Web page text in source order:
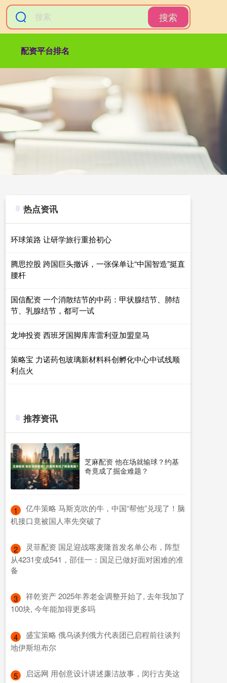
搜索
配资平台排名
热点资讯
环球策路 让研学旅行重拾初心
腾思控股 跨国巨头撤诉，一张保单让“中国智造”挺直
腰杆
国信配资 一个消散结节的中药：甲状腺结节、肺结
节、乳腺结节，都可一试
龙坤投资 西班牙国脚库库雷利亚加盟皇马
策略宝 力诺药包玻璃新材料科创孵化中心中试线顺
利点火
推荐资讯
芝麻配资 他在场就输球？约基
奇竟成了掘金难题？
1
​亿牛策略 马斯克吹的牛，中国“帮他”兑现了！脑
机接口竟被国人率先突破了
2
​灵菲配资 国足迎战喀麦隆首发名单公布，阵型
从4231变成541，邵佳一：国足已做好面对困难的准
备
3
​祥乾资产 2025年养老金调整开始了, 去年我加了
100块, 今年能加得更多吗
4
​盛宝策略 俄乌谈判俄方代表团已启程前往谈判
地伊斯坦布尔
5
​启远网 用创意设计讲述廉洁故事，闵行古美这